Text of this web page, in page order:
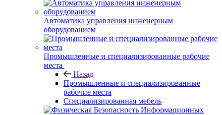
Автоматика управления инженерным
оборудованием
Промышленные и специализированные рабочие
места
Назад
Промышленные и специализированные
рабочие места
Специализированная мебель